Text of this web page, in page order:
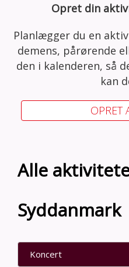
Opret din
Planlægger du en
demens, pårørende
den i kalenderen, så
kan
OPRET
Alle
Syddanmark
Koncert